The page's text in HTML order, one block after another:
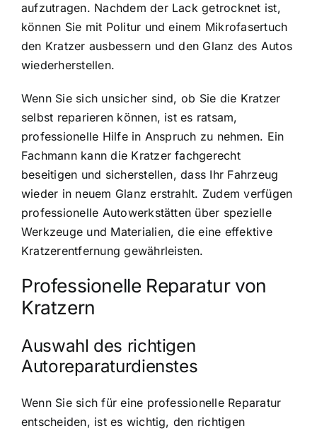
aufzutragen. Nachdem der Lack getrocknet ist,
können Sie mit Politur und einem Mikrofasertuch
den Kratzer ausbessern und den Glanz des Autos
wiederherstellen.
Wenn Sie sich unsicher sind, ob Sie die Kratzer
selbst reparieren können, ist es ratsam,
professionelle Hilfe in Anspruch zu nehmen. Ein
Fachmann kann die Kratzer fachgerecht
beseitigen und sicherstellen, dass Ihr Fahrzeug
wieder in neuem Glanz erstrahlt. Zudem verfügen
professionelle Autowerkstätten über spezielle
Werkzeuge und Materialien, die eine effektive
Kratzerentfernung gewährleisten.
Professionelle Reparatur von
Kratzern
Auswahl des richtigen
Autoreparaturdienstes
Wenn Sie sich für eine professionelle Reparatur
entscheiden, ist es wichtig, den richtigen